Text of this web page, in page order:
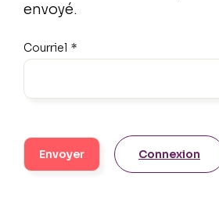
envoyé.
Courriel *
Connexion